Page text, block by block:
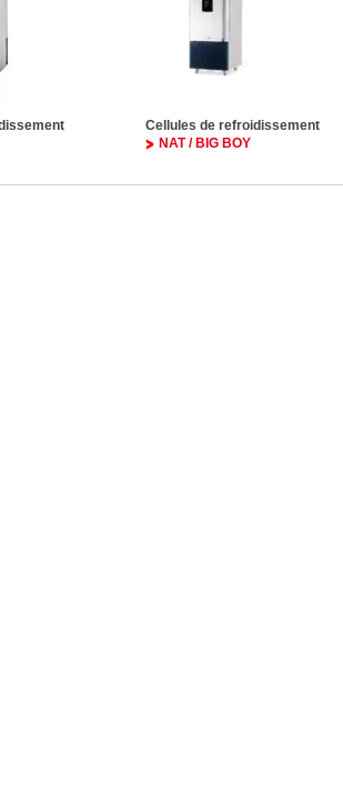
Cellules de refroidissement
NAT / BIG BOY